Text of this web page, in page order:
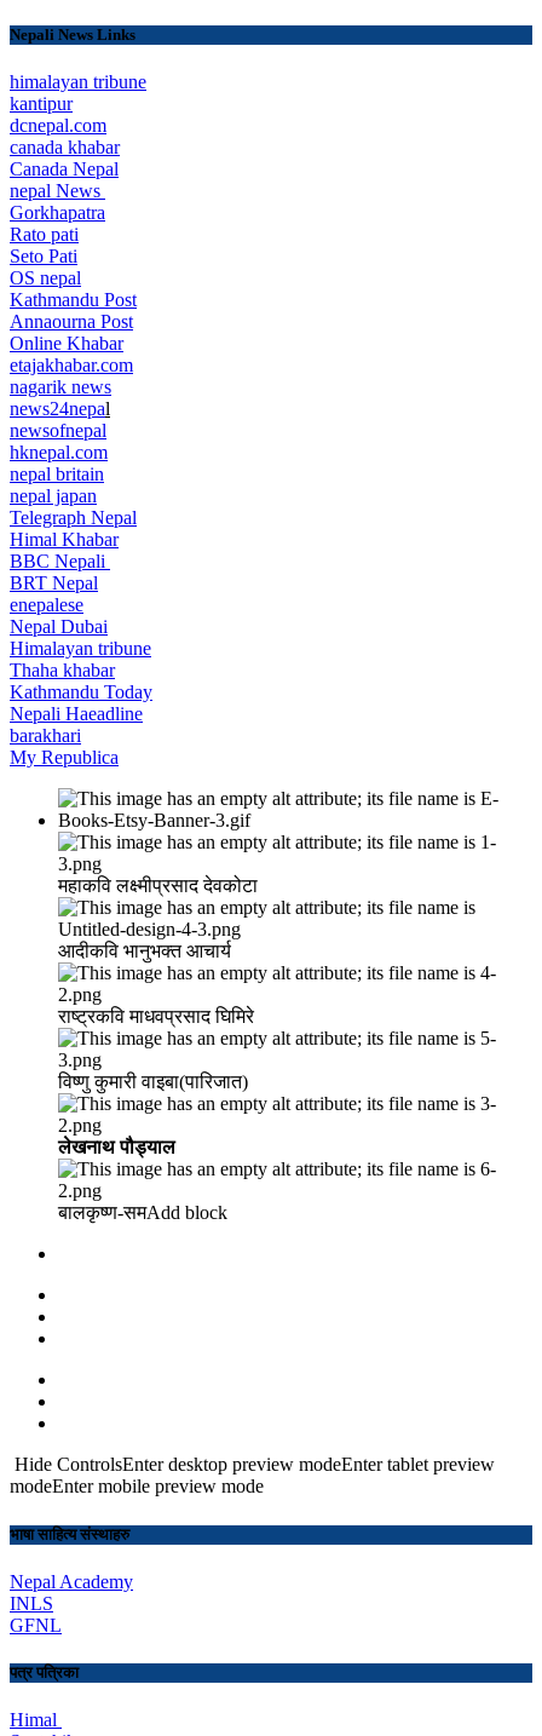
Nepali News Links
himalayan tribune
kantipur
dcnepal.com
canada khabar
Canada Nepal​
nepal News
Gorkhapatra
Rato pati
Seto Pati
OS nepal
Kathmandu Post
Annaourna Post
Online Khabar
etajakhabar.com
nagarik news
news24nepal
newsofnepal
hknepal.com
nepal britain
nepal japan
Telegraph Nepal
Himal Khabar
BBC Nepali
BRT Nepal
enepalese
Nepal Dubai
Himalayan tribune
Thaha khabar
Kathmandu Today
Nepali Haeadline
barakhari
My Republica
महाकवि लक्ष्मीप्रसाद देवकोटा
आदीकवि भानुभक्त आचार्य
राष्ट्रकवि माधवप्रसाद घिमिरे
विष्णु कुमारी वाइबा(पारिजात)
लेखनाथ पौड्याल
बालकृष्ण-सम Add block
Hide ControlsEnter desktop preview modeEnter tablet preview
modeEnter mobile preview mode
भाषा साहित्य संस्थाहरु
Nepal Academy
INLS
GFNL
पत्र पत्रिका
Himal